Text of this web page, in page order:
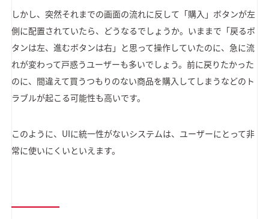
しかし、突然それまでの画面の流れに反して「購入」ボタンが左
側に配置されていたら、どうなるでしょうか。いままで「戻るボ
タンは左、進むボタンは右」と思って操作していたのに、急に流
れが変わって戸惑うユーザーも多いでしょう。前に戻りたかった
のに、間違えて買うつもりのない商品を購入してしまうなどのト
ラブルが起こる可能性も高いです。
このように、UIに統一性がないシステムは、ユーザーにとって非
常に使いにくいといえます。